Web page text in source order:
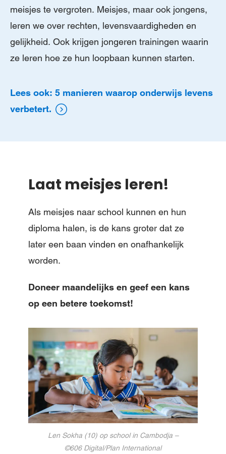
meisjes te vergroten. Meisjes, maar ook jongens,
leren we over rechten, levensvaardigheden en
gelijkheid. Ook krijgen jongeren trainingen waarin
ze leren hoe ze hun loopbaan kunnen starten.
Lees ook: 5 manieren waarop onderwijs levens
verbetert.
Laat meisjes leren!
Als meisjes naar school kunnen en hun
diploma halen, is de kans groter dat ze
later een baan vinden en onafhankelijk
worden.
Doneer maandelijks en geef een kans
op een betere toekomst!
Len Sokha (10) op school in Cambodja –
©606 Digital/Plan International